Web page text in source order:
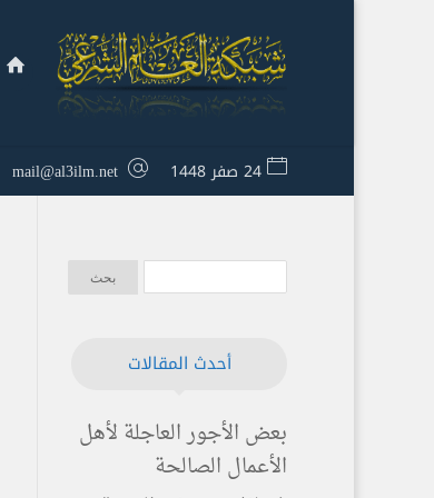
24 صفر 1448 mail@al3ilm.net
أحدث المقالات
بعض الأجور العاجلة لأهل
الأعمال الصالحة